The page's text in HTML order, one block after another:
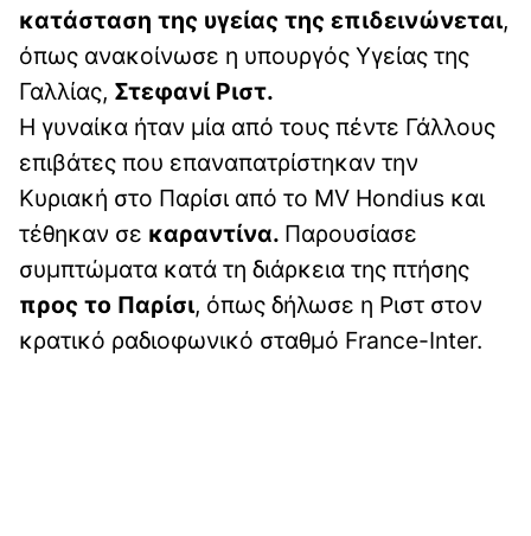
κατάσταση της υγείας της επιδεινώνεται,
όπως ανακοίνωσε η υπουργός Υγείας της
Γαλλίας, Στεφανί Ριστ.
Η γυναίκα ήταν μία από τους πέντε Γάλλους
επιβάτες που επαναπατρίστηκαν την
Κυριακή στο Παρίσι από το MV Hondius και
τέθηκαν σε καραντίνα. Παρουσίασε
συμπτώματα κατά τη διάρκεια της πτήσης
προς το Παρίσι, όπως δήλωσε η Ριστ στον
κρατικό ραδιοφωνικό σταθμό France-Inter.